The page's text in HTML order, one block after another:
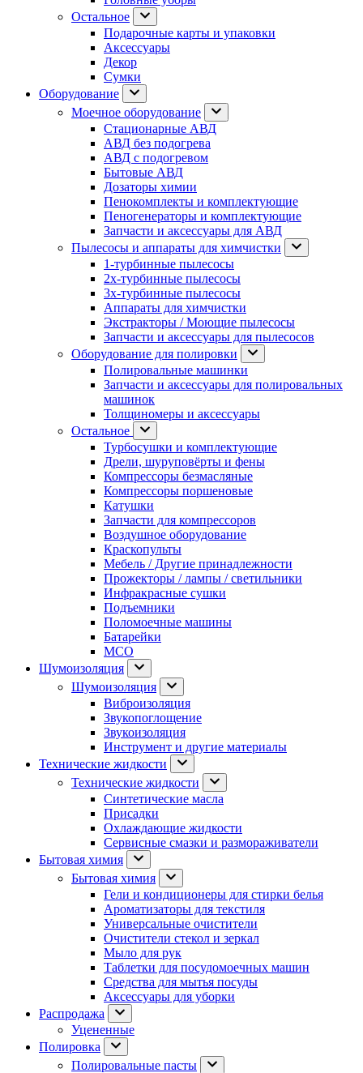
Остальное
Подарочные карты и упаковки
Аксессуары
Декор
Сумки
Оборудование
Моечное оборудование
Стационарные АВД
АВД без подогрева
АВД с подогревом
Бытовые АВД
Дозаторы химии
Пенокомплекты и комплектующие
Пеногенераторы и комплектующие
Запчасти и аксессуары для АВД
Пылесосы и аппараты для химчистки
1-турбинные пылесосы
2х-турбинные пылесосы
3х-турбинные пылесосы
Аппараты для химчистки
Экстракторы / Моющие пылесосы
Запчасти и аксессуары для пылесосов
Оборудование для полировки
Полировальные машинки
Запчасти и аксессуары для полировальных
машинок
Толщиномеры и аксессуары
Остальное
Турбосушки и комплектующие
Дрели, шуруповёрты и фены
Компрессоры безмасляные
Компрессоры поршеновые
Катушки
Запчасти для компрессоров
Воздушное оборудование
Краскопульты
Мебель / Другие принадлежности
Прожекторы / лампы / светильники
Инфракрасные сушки
Подъемники
Поломоечные машины
Батарейки
МСО
Шумоизоляция
Шумоизоляция
Виброизоляция
Звукопоглощение
Звукоизоляция
Инструмент и другие материалы
Технические жидкости
Технические жидкости
Синтетические масла
Присадки
Охлаждающие жидкости
Сервисные смазки и размораживатели
Бытовая химия
Бытовая химия
Гели и кондиционеры для стирки белья
Ароматизаторы для текстиля
Универсальные очистители
Очистители стекол и зеркал
Мыло для рук
Таблетки для посудомоечных машин
Средства для мытья посуды
Аксессуары для уборки
Распродажа
Уцененные
Полировка
Полировальные пасты